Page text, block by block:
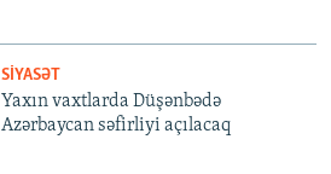
SIYASƏT
Yaxın vaxtlarda Düşənbədə
Azərbaycan səfirliyi açılacaq